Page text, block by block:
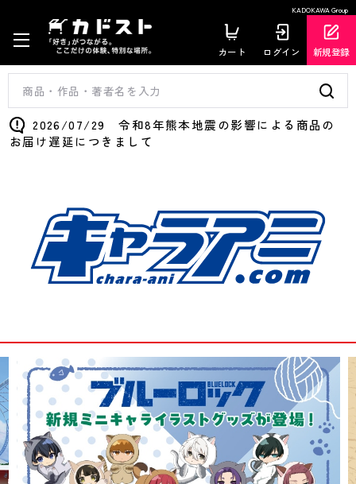
KADOKAWA Group
カート ログイン 新規登録
2026/07/29 令和8年熊本地震の影響による商品の
お届け遅延につきまして